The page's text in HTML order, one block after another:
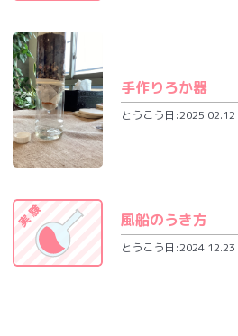
手作りろか器
とうこう日:2025.02.12
風船のうき方
とうこう日:2024.12.23